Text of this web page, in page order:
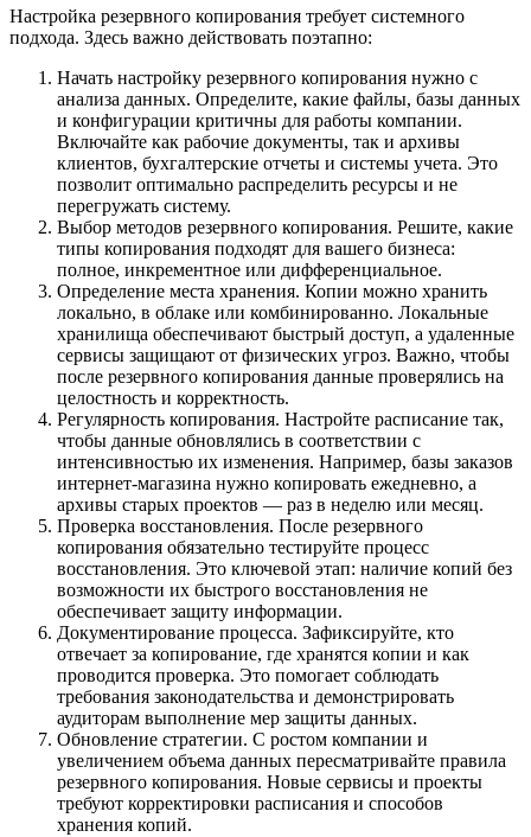
Настройка резервного копирования требует системного
подхода. Здесь важно действовать поэтапно:
Начать настройку резервного копирования нужно с
анализа данных. Определите, какие файлы, базы данных
и конфигурации критичны для работы компании.
Включайте как рабочие документы, так и архивы
клиентов, бухгалтерские отчеты и системы учета. Это
позволит оптимально распределить ресурсы и не
перегружать систему.
Выбор методов резервного копирования. Решите, какие
типы копирования подходят для вашего бизнеса:
полное, инкрементное или дифференциальное.
Определение места хранения. Копии можно хранить
локально, в облаке или комбинированно. Локальные
хранилища обеспечивают быстрый доступ, а удаленные
сервисы защищают от физических угроз. Важно, чтобы
после резервного копирования данные проверялись на
целостность и корректность.
Регулярность копирования. Настройте расписание так,
чтобы данные обновлялись в соответствии с
интенсивностью их изменения. Например, базы заказов
интернет-магазина нужно копировать ежедневно, а
архивы старых проектов — раз в неделю или месяц.
Проверка восстановления. После резервного
копирования обязательно тестируйте процесс
восстановления. Это ключевой этап: наличие копий без
возможности их быстрого восстановления не
обеспечивает защиту информации.
Документирование процесса. Зафиксируйте, кто
отвечает за копирование, где хранятся копии и как
проводится проверка. Это помогает соблюдать
требования законодательства и демонстрировать
аудиторам выполнение мер защиты данных.
Обновление стратегии. С ростом компании и
увеличением объема данных пересматривайте правила
резервного копирования. Новые сервисы и проекты
требуют корректировки расписания и способов
хранения копий.